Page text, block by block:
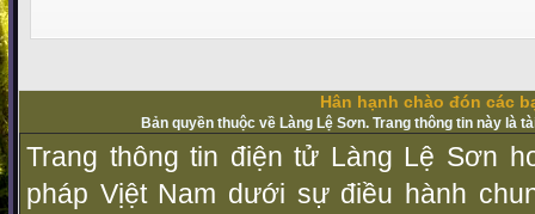
Hân hạnh chào đón các
Bản quyền thuộc về Làng Lệ Sơn. Trang thông tin này là
Trang thông tin điện tử Làng Lệ Sơn
pháp Vịệt Nam dưới sự điều hành